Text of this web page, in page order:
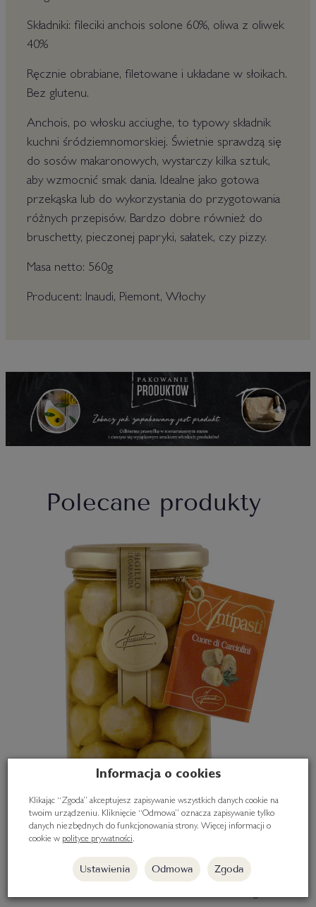
Składniki: fileciki anchois solone 60%, oliwa z oliwek
40%
Ręcznie obrabiane, filetowane i układane w słoikach.
Bez glutenu.
Anchois, po włosku acciughe, to typowy składnik
kuchni śródziemnomorskiej. Świetnie sprawdzą się
do sosów makaronowych, wystarczy kilka sztuk,
aby wzmocnić smak dania. Idealne jako gotowa
przekąska lub do wykorzystania do przygotowania
różnych przepisów. Bardzo dobre również do
bruschetty, pieczonej papryki, sałatek, czy pizzy.
Masa netto: 560g
Producent: Inaudi, Piemont, Włochy
Polecane produkty
Informacja o cookies
Klikając “Zgoda” akceptujesz zapisywanie wszystkich danych cookie na
twoim urządzeniu. Kliknięcie “Odmowa” oznacza zapisywanie tylko
danych niezbędnych do funkcjonowania strony. Więcej informacji o
cookie w polityce prywatności.
Ustawienia Odmowa Zgoda